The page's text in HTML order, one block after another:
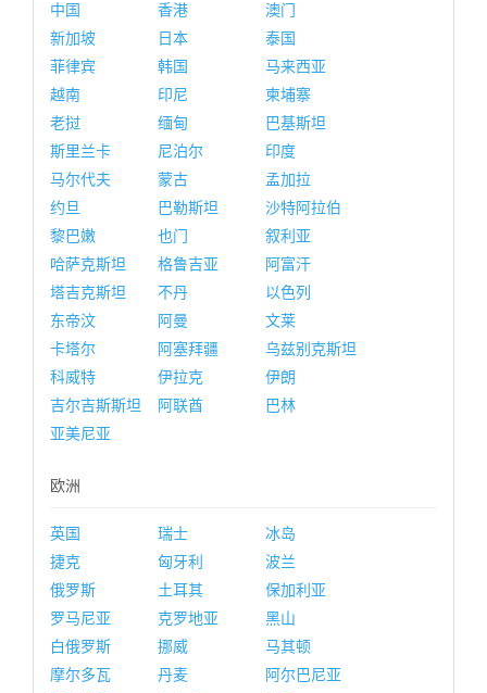
中国 香港
澳门
新加坡
日本
泰国
菲律宾
韩国
马来西亚
越南
印尼
柬埔寨
老挝
缅甸
巴基斯坦
斯里兰卡
尼泊尔
印度
马尔代夫
蒙古
孟加拉
约旦
巴勒斯坦
沙特阿拉伯
黎巴嫩
也门
叙利亚
哈萨克斯坦
格鲁吉亚
阿富汗
塔吉克斯坦
不丹
以色列
东帝汶
阿曼
文莱
卡塔尔
阿塞拜疆
乌兹别克斯坦
科威特
伊拉克
伊朗
吉尔吉斯斯坦
阿联酋
巴林
亚美尼亚
欧洲
英国 瑞士
冰岛
捷克
匈牙利
波兰
俄罗斯
土耳其
保加利亚
罗马尼亚
克罗地亚
黑山
白俄罗斯
挪威
马其顿
摩尔多瓦
丹麦
阿尔巴尼亚